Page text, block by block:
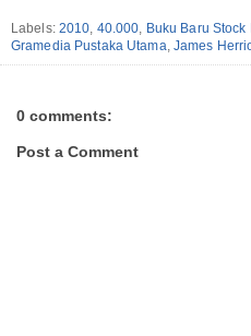
Labels: 2010, 40.000, Buku Baru Stock
Gramedia Pustaka Utama, James
0 comments:
Post a Comment